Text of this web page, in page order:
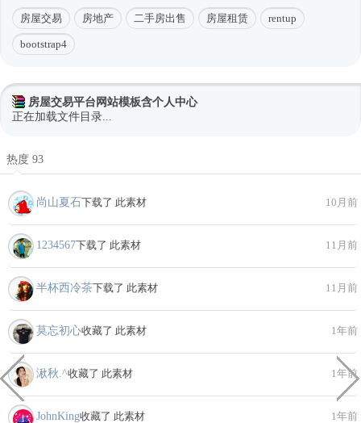
房屋交易 房地产 二手房出售 房屋租赁 rentup
bootstrap4
房屋交易平台网站模板含个人中心
正在加载文件目录...
热度 93
尚山夏石下载了 此素材 10月前
1234567下载了 此素材 11月前
半杯西冷茶下载了 此素材 11月前
莫忘初心收藏了 此素材 1年前
湫秋.^收藏了 此素材 1年前
JohnKing收藏了 此素材 1年前